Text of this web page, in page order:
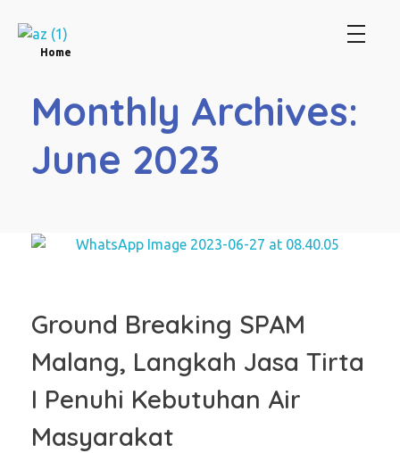
Perum Jasa Tirta I
Home
Monthly Archives:
June 2023
Ground Breaking SPAM
Malang, Langkah Jasa Tirta
I Penuhi Kebutuhan Air
Masyarakat